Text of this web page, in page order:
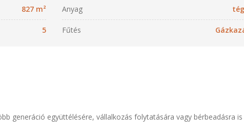
827 m² Anyag
5 Fűtés
generáció együttélésére, vállalkozás folytatására vagy bérbeadásra is